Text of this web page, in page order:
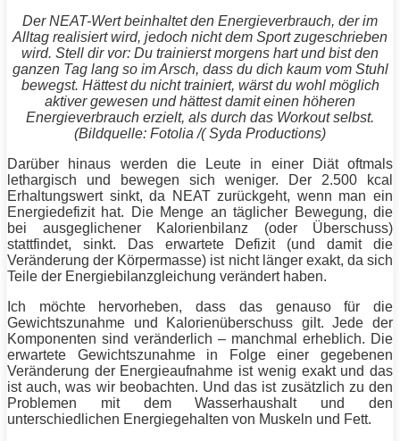
Der NEAT-Wert beinhaltet den Energieverbrauch, der im
Alltag realisiert wird, jedoch nicht dem Sport zugeschrieben
wird. Stell dir vor: Du trainierst morgens hart und bist den
ganzen Tag lang so im Arsch, dass du dich kaum vom Stuhl
bewegst. Hättest du nicht trainiert, wärst du wohl möglich
aktiver gewesen und hättest damit einen höheren
Energieverbrauch erzielt, als durch das Workout selbst.
(Bildquelle: Fotolia /( Syda Productions)
Darüber hinaus werden die Leute in einer
Diätoftmals
lethargisch und bewegen sich weniger. Der 2.500 kcal
Erhaltungswert sinkt, da NEAT zurückgeht, wenn man ein
Energiedefizit hat. Die Menge an täglicher Bewegung, die
bei ausgeglichener Kalorienbilanz (oder Überschuss)
stattfindet, sinkt. Das erwartete Defizit (und damit die
Veränderung der Körpermasse) ist nicht länger exakt, da sich
Teile der Energiebilanzgleichung verändert haben.
Ich möchte hervorheben, dass das genauso für die
Gewichtszunahme und Kalorienüberschuss gilt. Jede der
Komponenten sind veränderlich – manchmal erheblich. Die
erwartete Gewichtszunahme in Folge einer gegebenen
Veränderung der Energieaufnahme ist wenig exakt und das
ist auch, was wir beobachten. Und das ist zusätzlich zu den
Problemen mit dem Wasserhaushalt und den
unterschiedlichen Energiegehalten von Muskeln und Fett.